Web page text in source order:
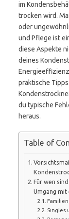
im
trocken wird.
oder
und Pflege ist
diese Aspekte
deines
praktische
du typische
heraus.
Table of
Für wen
Umgang mit
Singles